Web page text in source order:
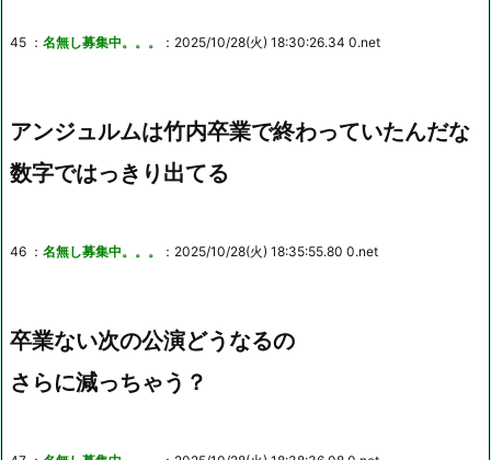
45 ： 名無し募集中。。。 ：2025/10/28(火) 18:30:26.34 0.net
アンジュルムは竹内卒業で終わっていたんだな
数字ではっきり出てる
46 ： 名無し募集中。。。 ：2025/10/28(火) 18:35:55.80 0.net
卒業ない次の公演どうなるの
さらに減っちゃう？